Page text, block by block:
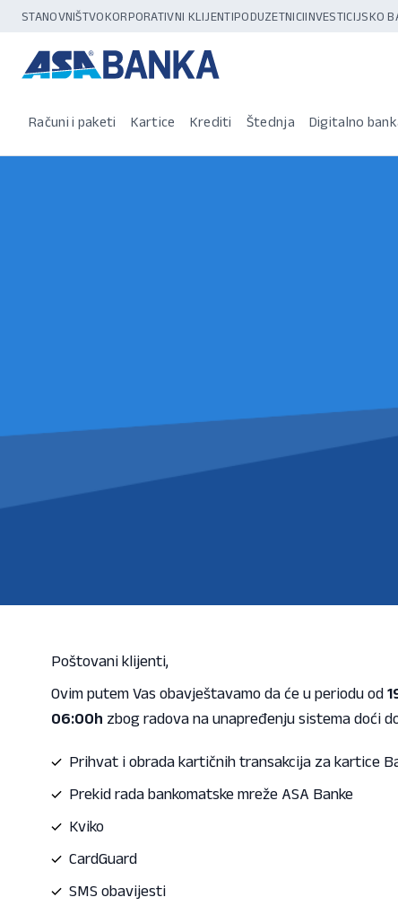
STANOVNIŠTVOKORPORATIVNI KLIJENTIPODUZETNICIINVESTICIJSKO
Računi i paketi Kartice Krediti Štednja Digitalno
Poštovani klijenti,
Ovim putem Vas obavještavamo da će u periodu od
06:00h zbog radova na unapređenju sistema doći
Prihvat i obrada kartičnih transakcija za kartice
Prekid rada bankomatske mreže ASA Banke
Kviko
CardGuard
SMS obavijesti